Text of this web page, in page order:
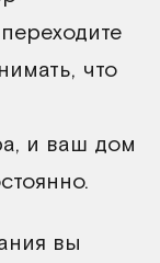
что
и ваш дом
вы